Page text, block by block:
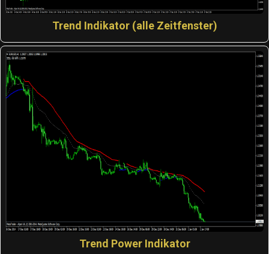
Trend Indikator (alle Zeitfenster)
Trend Power Indikator